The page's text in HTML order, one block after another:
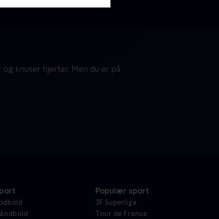
knuser hjerter. Men du er på
Populær sport
3F Superliga
Tour de France